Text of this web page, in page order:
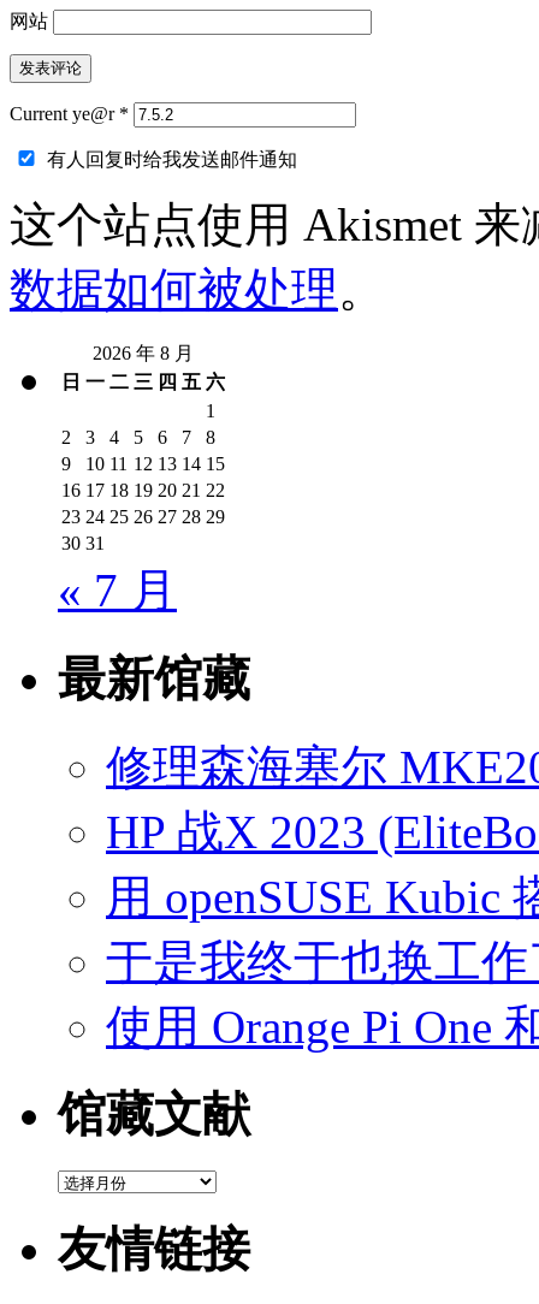
网站
Current ye@r *
有人回复时给我发送邮件通知
这个站点使用 Akismet
数据如何被处理。
2026 年 8 月
日 一 二 三 四 五 六
1
2
3 4 5 6 7
8
9
10 11 12 13 14 15
16 17 18 19 20 21 22
23 24 25 26 27 28 29
30 31
« 7 月
最新馆藏
修理森海塞尔
HP 战X 2023
用 openSUSE Kubic
于是我终于也换工作
使用 Orange Pi One
馆藏文献
馆
文
献
友情链接